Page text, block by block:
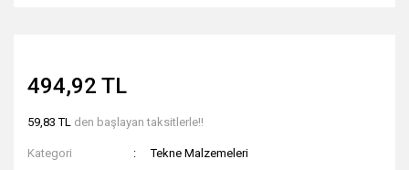
494,92 TL
59,83 TL den başlayan taksitlerle!!
Kategori
Tekne Malzemeleri